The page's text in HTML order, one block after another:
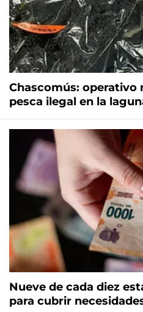
Chascomús: operativo
pesca ilegal en la
Nueve de cada diez
para cubrir